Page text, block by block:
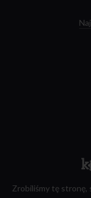
Zrobiliśmy tę stronę,